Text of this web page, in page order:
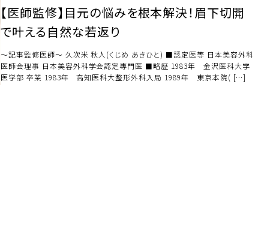
【医師監修】目元の悩みを根本解決！眉下切開
で叶える自然な若返り
～記事監修医師～ 久次米 秋人(くじめ あきひと) ■認定医等 日本美容外科
医師会理事 日本美容外科学会認定専門医 ■略歴 1983年 金沢医科大学
医学部 卒業 1983年 高知医科大整形外科入局 1989年 東京本院( […]